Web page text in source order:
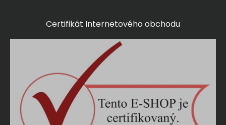
Certifikát Internetového obchodu